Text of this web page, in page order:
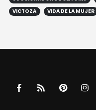
SUCCIONADOR DE CLITORIS
VICTOZA
VIDA DE LA MUJER